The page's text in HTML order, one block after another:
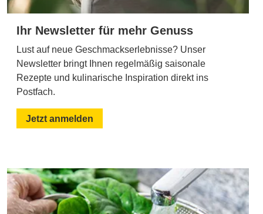
Ihr Newsletter für mehr Genuss
Lust auf neue Geschmackserlebnisse? Unser
Newsletter bringt Ihnen regelmäßig saisonale
Rezepte und kulinarische Inspiration direkt ins
Postfach.
Jetzt anmelden